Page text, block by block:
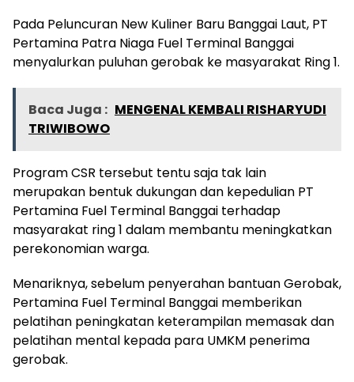
Pada Peluncuran New Kuliner Baru Banggai Laut, PT
Pertamina Patra Niaga Fuel Terminal Banggai
menyalurkan puluhan gerobak ke masyarakat Ring 1.
Baca Juga : MENGENAL KEMBALI RISHARYUDI
TRIWIBOWO
Program CSR tersebut tentu saja tak lain
merupakan bentuk dukungan dan kepedulian PT
Pertamina Fuel Terminal Banggai terhadap
masyarakat ring 1 dalam membantu meningkatkan
perekonomian warga.
Menariknya, sebelum penyerahan bantuan Gerobak,
Pertamina Fuel Terminal Banggai memberikan
pelatihan peningkatan keterampilan memasak dan
pelatihan mental kepada para UMKM penerima
gerobak.